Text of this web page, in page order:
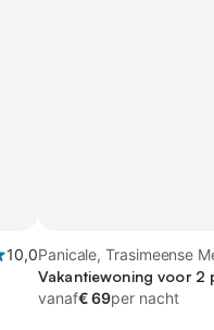
10,0Panicale, Trasimeense
Vakantiewoning voor 2
vanaf€ 69per nacht